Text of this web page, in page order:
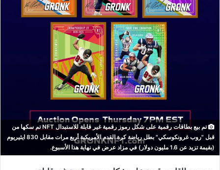
تم بيع بطاقات رقمية على شكل رموز رقمية غير قابلة للاستبدال NFT تم سكها من
قبل "روب غرونكوسكي" بطل رياضة كرة القدم الأمريكية أربع مرات مقابل 830 ايثيريوم
(بقيمة تزيد عن 1.6 مليون دولار) في مزاد عرض في نهاية هذا الأسبوع.